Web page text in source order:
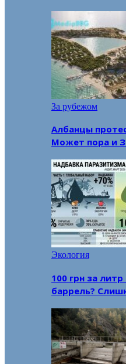
За рубежом
Албанцы
Может пора и
Экология
100 грн за
баррель?